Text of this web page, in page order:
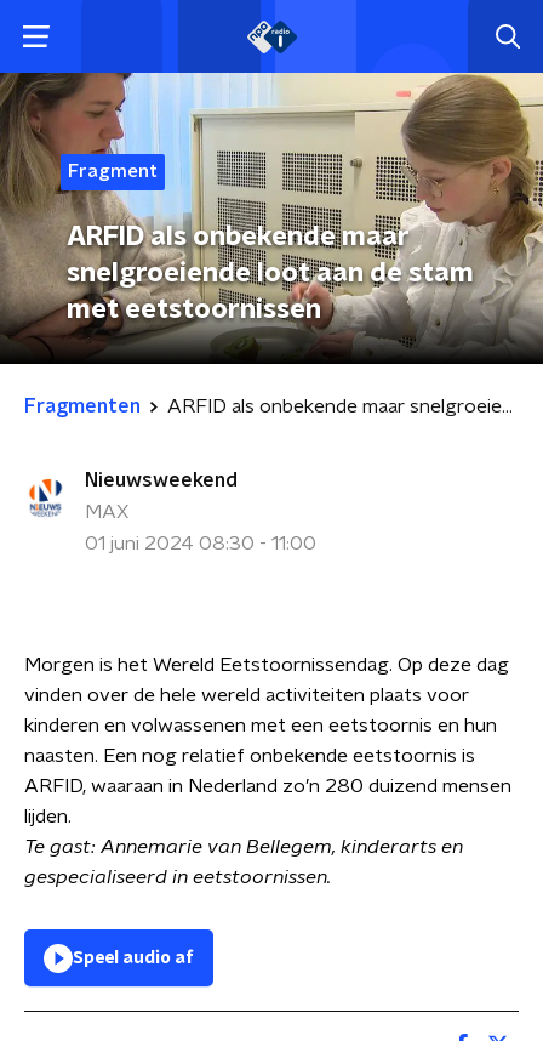
Fragment
ARFID als onbekende maar
snelgroeiende loot aan de stam
met eetstoornissen
Fragmenten ARFID als onbekende maar snelgroeiende loot aan de stam met eetstoornissen
Nieuwsweekend
MAX
01 juni 2024 08:30 - 11:00
Morgen is het Wereld Eetstoornissendag. Op deze dag
vinden over de hele wereld activiteiten plaats voor
kinderen en volwassenen met een eetstoornis en hun
naasten. Een nog relatief onbekende eetstoornis is
ARFID, waaraan in Nederland zo’n 280 duizend mensen
lijden.
Te gast: Annemarie van Bellegem, kinderarts en
gespecialiseerd in eetstoornissen.
Speel audio af